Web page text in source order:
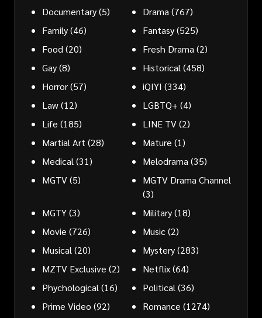
Documentary(5) Drama (767)
Family(46) Fantasy(525)
Food (20) Fresh Drama (2)
Gay(8) Historical (458)
Horror(57) iQIYI (334)
Law(12) LGBTQ+ (4)
Life (185) LINE TV(2)
Martial Art (28) Mature (1)
Medical (31) Melodrama (35)
MGTV(5)
MGTV Drama Channel
(3)
MGTY(3) Military(18)
Movie (726) Music(2)
Musical (20) Mystery(283)
MZTV Exclusive (2) Netflix(64)
Phychological (16) Political (36)
Prime Video (92) Romance (1274)